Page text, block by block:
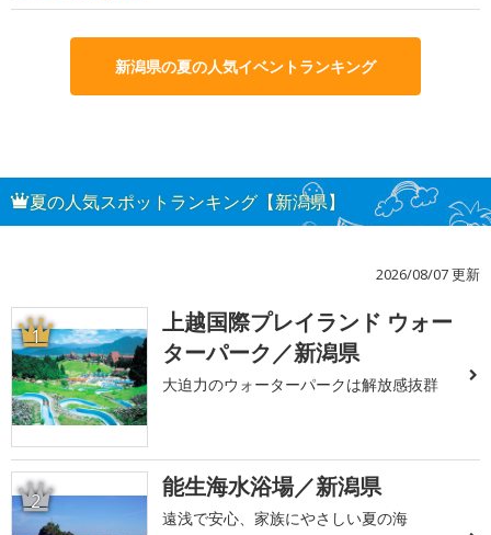
新潟県の夏の人気イベントランキング
夏の人気スポットランキング【新潟県】
2026/08/07 更新
1
上越国際プレイランド ウォー
ターパーク／新潟県
大迫力のウォーターパークは解放感抜群
2 能生海水浴場／新潟県
遠浅で安心、家族にやさしい夏の海